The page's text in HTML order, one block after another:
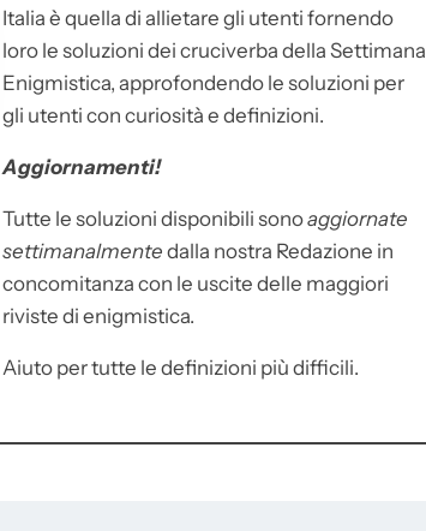
Italia è quella di allietare gli utenti fornendo
loro le soluzioni dei cruciverba della Settimana
Enigmistica, approfondendo le soluzioni per
gli utenti con curiosità e definizioni.
Aggiornamenti!
Tutte le soluzioni disponibili sonoaggiornate
settimanalmente dalla nostra Redazione in
concomitanza con le uscite delle maggiori
riviste di enigmistica.
Aiuto per tutte le definizioni più difficili.